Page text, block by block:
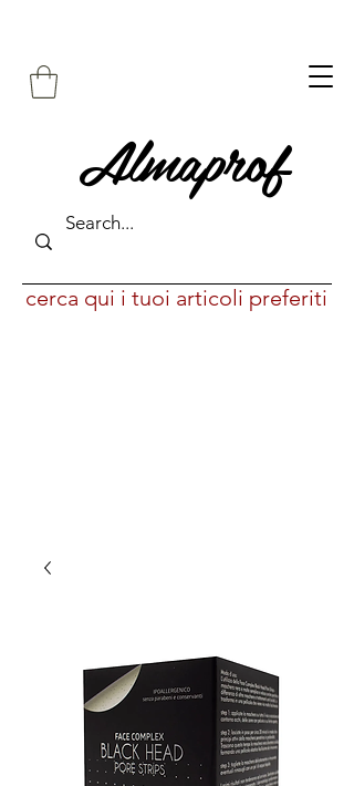
Almaprof
cerca qui i tuoi articoli preferiti